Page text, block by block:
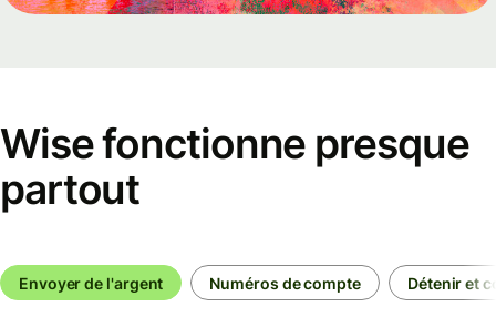
Wise fonctionne presque
partout
Envoyer de l'argent Numéros de compte Détenir et